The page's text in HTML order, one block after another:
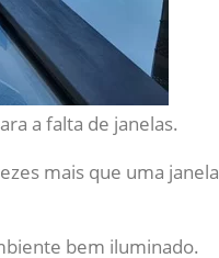
a falta de janelas.
mais que uma janela
bem iluminado.